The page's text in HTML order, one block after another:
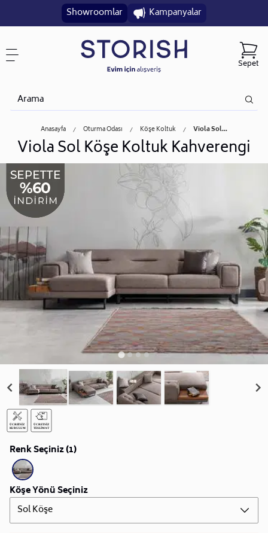
Showroomlar Kampanyalar
Sepet
Anasayfa Oturma Odası Köşe Koltuk Viola Sol...
Viola Sol Köşe Koltuk Kahverengi
Renk Seçiniz (1)
Köşe Yönü Seçiniz
Sol Köşe